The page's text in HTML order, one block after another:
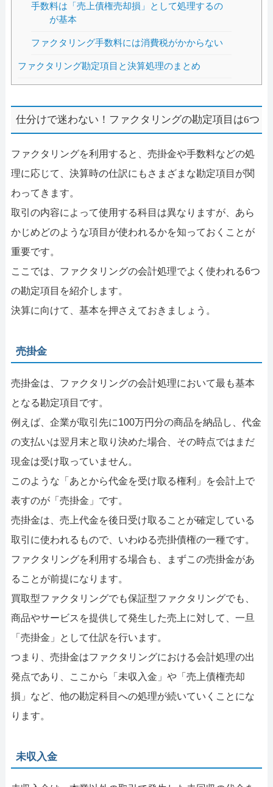
手数料は「売上債権売却損」として処理するの
が基本
ファクタリング手数料には消費税がかからない
ファクタリング勘定項目と決算処理のまとめ
仕分けで迷わない！ファクタリングの勘定項目は6つ
ファクタリングを利用すると、売掛金や手数料などの処
理に応じて、決算時の仕訳にもさまざまな勘定項目が関
わってきます。
取引の内容によって使用する科目は異なりますが、あら
かじめどのような項目が使われるかを知っておくことが
重要です。
ここでは、ファクタリングの会計処理でよく使われる6つ
の勘定項目を紹介します。
決算に向けて、基本を押さえておきましょう。
売掛金
売掛金は、ファクタリングの会計処理において最も基本
となる勘定項目です。
例えば、企業が取引先に100万円分の商品を納品し、代金
の支払いは翌月末と取り決めた場合、その時点ではまだ
現金は受け取っていません。
このような「あとから代金を受け取る権利」を会計上で
表すのが「売掛金」です。
売掛金は、売上代金を後日受け取ることが確定している
取引に使われるもので、いわゆる売掛債権の一種です。
ファクタリングを利用する場合も、まずこの売掛金があ
ることが前提になります。
買取型ファクタリングでも保証型ファクタリングでも、
商品やサービスを提供して発生した売上に対して、一旦
「売掛金」として仕訳を行います。
つまり、売掛金はファクタリングにおける会計処理の出
発点であり、ここから「未収入金」や「売上債権売却
損」など、他の勘定科目への処理が続いていくことにな
ります。
未収入金